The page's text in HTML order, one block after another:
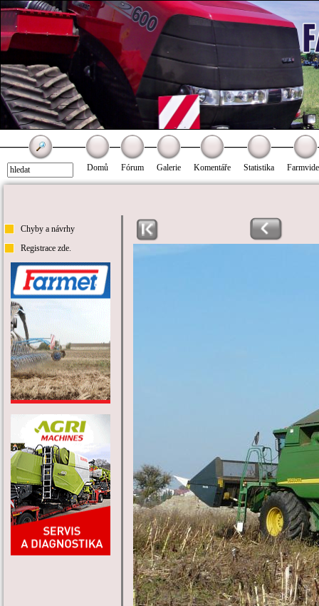
Domů Fórum Galerie Komentáře Statistika
Chyby a návrhy
Registrace zde.